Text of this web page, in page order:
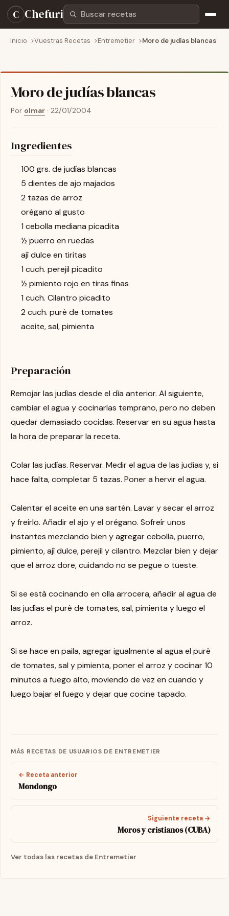
C ChefuriBuscar recetas
Inicio Vuestras Recetas Entremetier Moro de judías blancas
Moro de judías blancas
Por olmar · 22/01/2004
Ingredientes
100 grs. de judías blancas
5 dientes de ajo majados
2 tazas de arroz
orégano al gusto
1 cebolla mediana picadita
½ puerro en ruedas
ajì dulce en tiritas
1 cuch. perejil picadito
½ pimiento rojo en tiras finas
1 cuch. Cilantro picadito
2 cuch. purè de tomates
aceite, sal, pimienta
Preparación
Remojar las judìas desde el dìa anterior. Al siguiente,
cambiar el agua y cocinarlas temprano, pero no deben
quedar demasiado cocidas. Reservar en su agua hasta
la hora de preparar la receta.
Colar las judías. Reservar. Medir el agua de las judías y, si
hace falta, completar 5 tazas. Poner a hervir el agua.
Calentar el aceite en una sartén. Lavar y secar el arroz
y freírlo. Añadir el ajo y el orégano. Sofreír unos
instantes mezclando bien y agregar cebolla, puerro,
pimiento, ajì dulce, perejil y cilantro. Mezclar bien y dejar
que el arroz dore, cuidando no se pegue o tueste.
Si se està cocinando en olla arrocera, añadir al agua de
las judìas el purè de tomates, sal, pimienta y luego el
arroz.
Si se hace en paila, agregar igualmente al agua el purè
de tomates, sal y pimienta, poner el arroz y cocinar 10
minutos a fuego alto, moviendo de vez en cuando y
luego bajar el fuego y dejar que cocine tapado.
MÁS RECETAS DE USUARIOS DE ENTREMETIER
← Receta anterior
Mondongo
Siguiente receta →
Moros y cristianos (CUBA)
Ver todas las recetas de Entremetier